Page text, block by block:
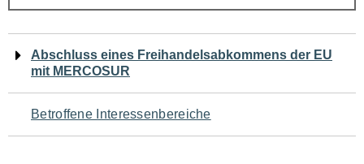
Navigation
für
den
Abschluss eines Freihandelsabkommens der EU
mit MERCOSUR
Betroffene Interessenbereiche